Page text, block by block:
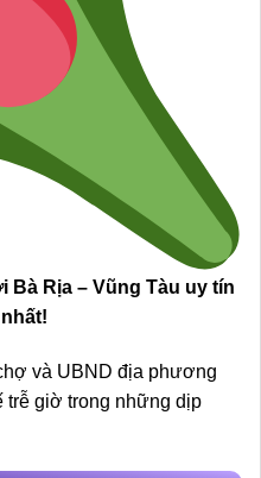
Bà Rịa – Vũng Tàu uy tín
và UBND địa phương
giờ trong những dịp